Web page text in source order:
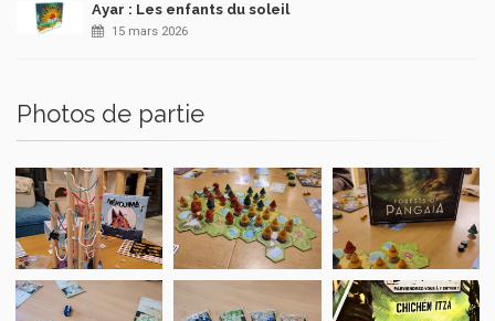
Ayar : Les enfants du soleil
15 mars 2026
Photos de partie